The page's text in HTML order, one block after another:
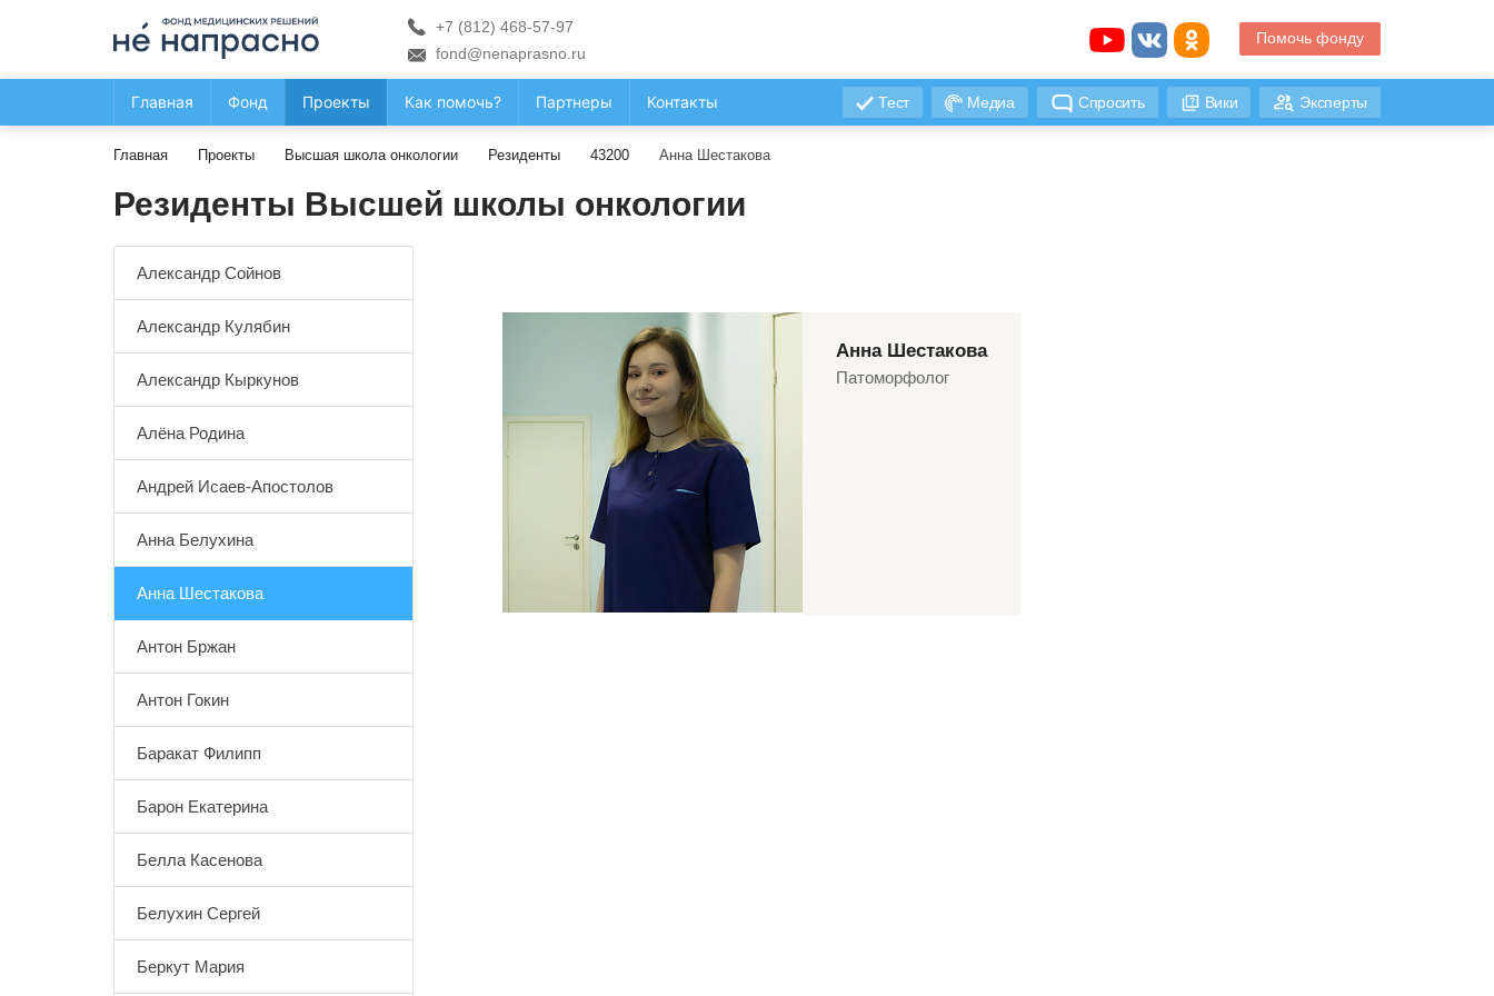
+7 (812) 468-57-97
fond@nenaprasno.ru
Помочь фонду
Главная Фонд Проекты Как помочь? Партнеры Контакты Тест Медиа Спросить Вики Эксперты
Главная Проекты Высшая школа онкологии Резиденты 43200 Анна Шестакова
Резиденты Высшей школы онкологии
Александр Сойнов
Александр Кулябин
Александр Кыркунов
Алёна Родина
Андрей Исаев-Апостолов
Анна Белухина
Анна Шестакова
Антон Бржан
Антон Гокин
Баракат Филипп
Барон Екатерина
Белла Касенова
Белухин Сергей
Беркут Мария
Анна Шестакова
Патоморфолог